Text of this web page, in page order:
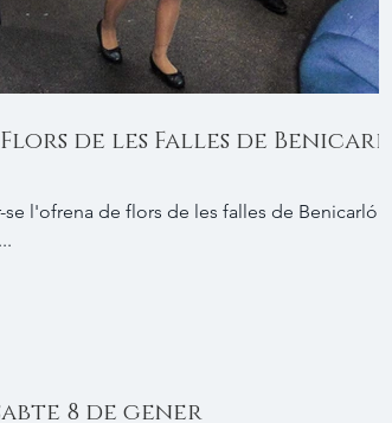
de les Falles de Benicarló
l'ofrena de flors de les falles de Benicarló a
8 de gener